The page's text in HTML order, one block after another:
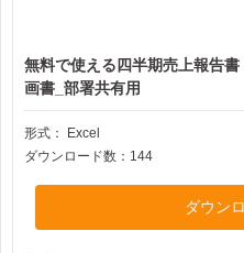
無料で使える四半期売上報告
画書_部署共有用
形式：
Excel
ダウンロード数：144
ダウン